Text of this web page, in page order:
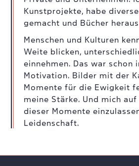
Kunstprojekte, habe
gemacht und Bücher
Menschen und Kulturen
Weite blicken,
einnehmen. Das war schon
Motivation. Bilder mit der
Momente für die Ewigkeit
meine Stärke. Und mich
dieser Momente
Leidenschaft.